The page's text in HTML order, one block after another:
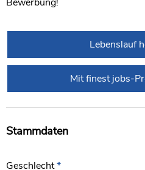
Lebenslauf
Mit finest jobs-
Stammdaten
Geschlecht*